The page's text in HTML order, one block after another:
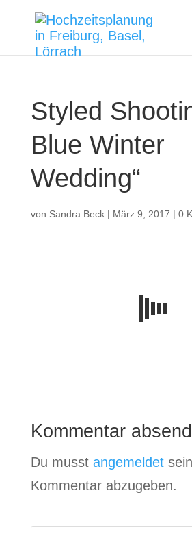
Styled
Blue Winter
Wedding“
von Sandra Beck| März 9, 2017 | 0
Kommentar
Du musst angemeldet
Kommentar abzugeben.